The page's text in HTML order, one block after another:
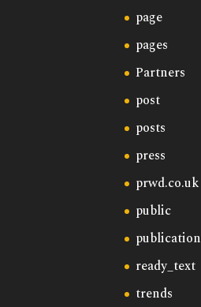
page
pages
Partners
post
posts
press
prwd.co.uk
public
publication
ready_text
trends